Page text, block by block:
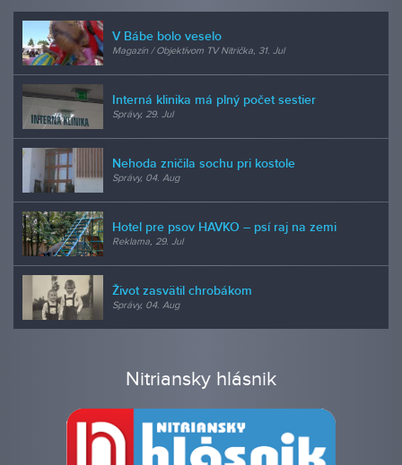
V Bábe bolo veselo
Magazín / Objektívom TV Nitrička, 31. Jul
Interná klinika má plný počet sestier
Správy, 29. Jul
Nehoda zničila sochu pri kostole
Správy, 04. Aug
Hotel pre psov HAVKO – psí raj na zemi
Reklama, 29. Jul
Život zasvätil chrobákom
Správy, 04. Aug
Nitriansky hlásnik